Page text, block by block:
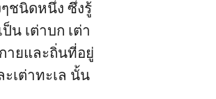
ชนิดหนึ่ง ซึ่งรู้
น เต่าบก เต่า
ายและถิ่นที่อยู่
เต่าทะเล นั้น